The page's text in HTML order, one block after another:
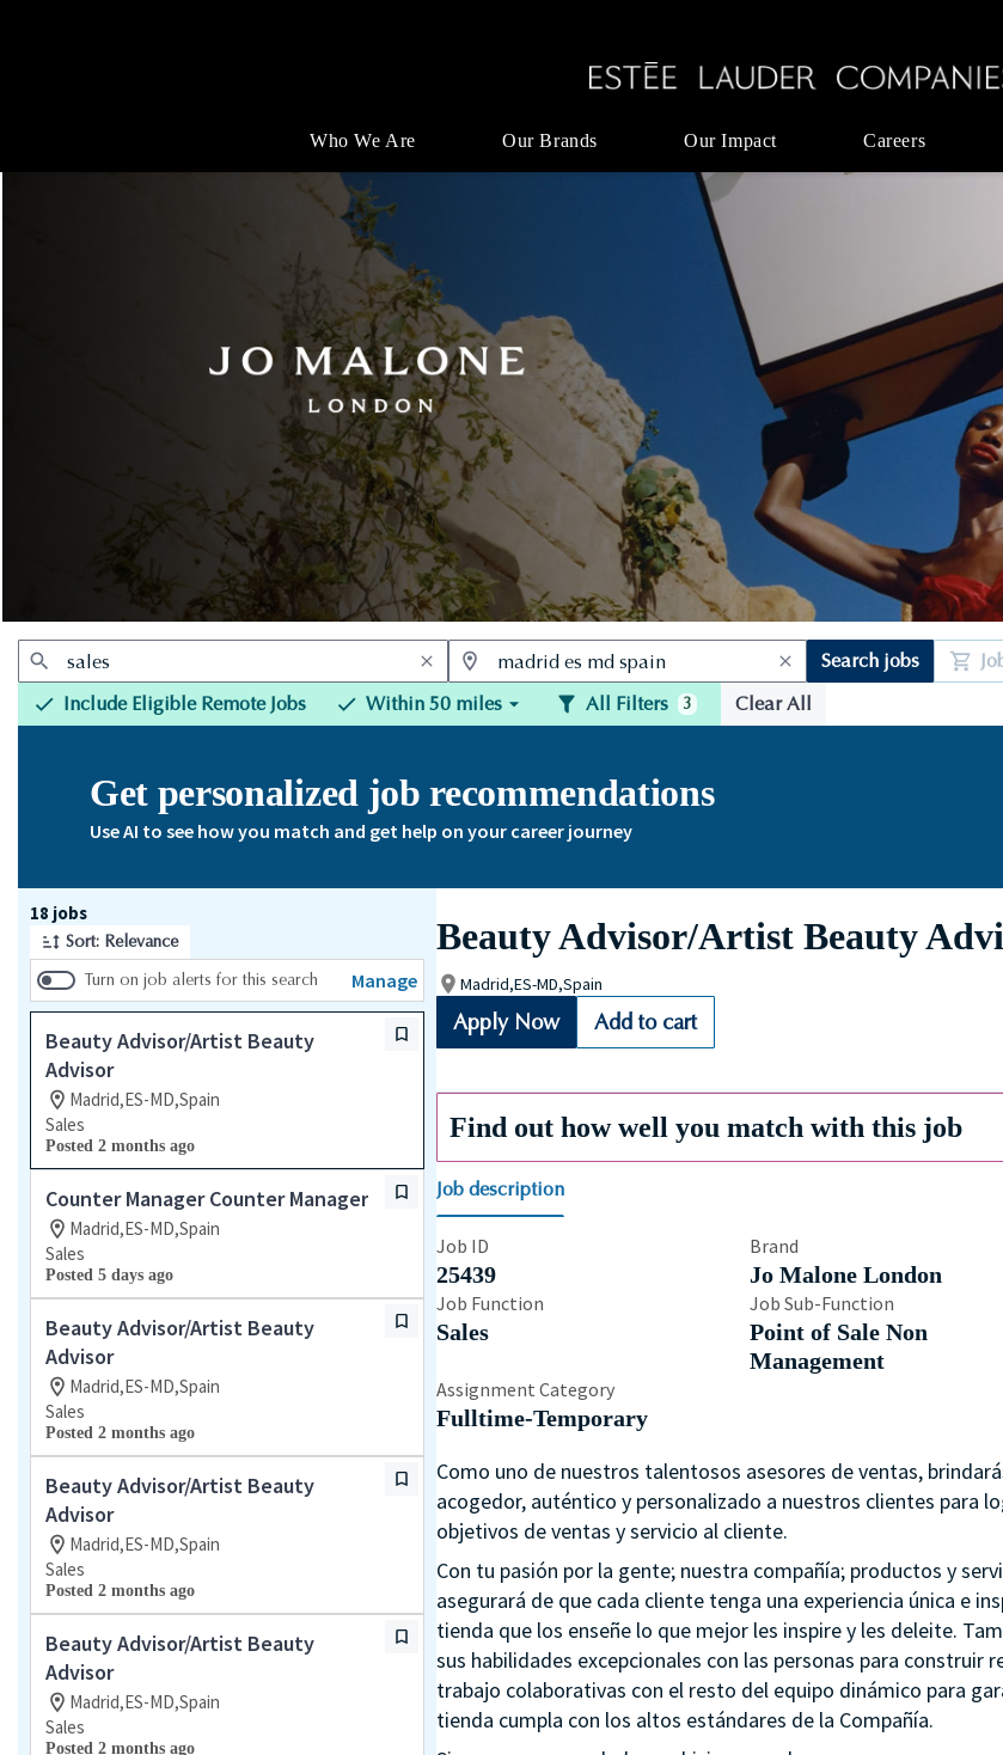
Who We Are Our Brands Our Impact Careers
Jobs
Search jobs
Include Eligible Remote Jobs Within 50 miles All Filters 3 Clear All
Get personalized job recommendations
Use AI to see how you match and get help on your career journey
18 jobs
Sort: Relevance
Turn on job alerts for this search
Manage
Beauty Advisor/Artist Beauty
Advisor
Madrid,ES-MD,Spain
Sales
Posted 2 months ago
Counter Manager Counter Manager
Madrid,ES-MD,Spain
Sales
Posted 5 days ago
Beauty Advisor/Artist Beauty
Advisor
Madrid,ES-MD,Spain
Sales
Posted 2 months ago
Beauty Advisor/Artist Beauty
Advisor
Madrid,ES-MD,Spain
Sales
Posted 2 months ago
Beauty Advisor/Artist Beauty
Advisor
Madrid,ES-MD,Spain
Sales
Posted 2 months ago
Page 1 of 2
Beauty Advisor/Artist Beauty
Madrid,ES-MD,Spain
Apply Now Add to cart
Find out how well you match with this job
Job description
Job ID
25439
Brand
Jo Malone London
Job Function
Sales
Job Sub-Function
Point of Sale Non
Management
Assignment Category
Fulltime-Temporary
Como uno de nuestros talentosos asesores de ventas,
acogedor, auténtico y personalizado a nuestros clientes para
objetivos de ventas y servicio al cliente.
Con tu pasión por la gente; nuestra compañía; productos y
asegurará de que cada cliente tenga una experiencia única e
tienda que los enseñe lo que mejor les inspire y les deleite.
sus habilidades excepcionales con las personas para construir
trabajo colaborativas con el resto del equipo dinámico para
tienda cumpla con los altos estándares de la Compañía.